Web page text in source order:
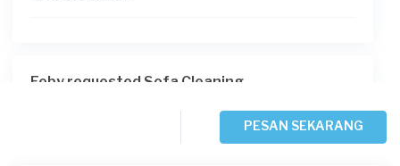
Feby requested Sofa Cleaning
PESAN SEKARANG